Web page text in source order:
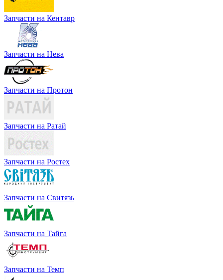
Запчасти на Кентавр
Запчасти на Нева
Запчасти на Протон
Запчасти на Ратай
Запчасти на Ростех
Запчасти на Свитязь
Запчасти на Тайга
Запчасти на Темп